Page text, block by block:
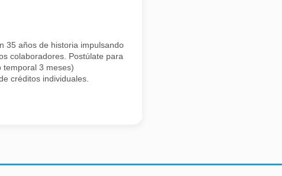
35 años de historia impulsando
colaboradores. Postúlate para
temporal 3 meses)
créditos individuales.